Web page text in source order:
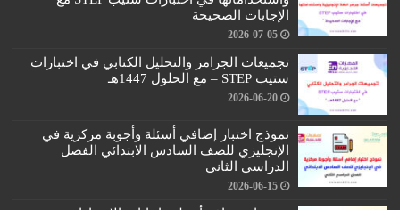
الإجابات الصحيحة
2026-07-05
تجميعات الجرامر والتحليل الكتابي في اختبارات
ستيب STEP – مع الحلول 1447هـ
2026-06-20
نموذج اختبار إضافي أسئلة وأجوبة مركزية في
الإنجليزي للصف السادس الابتدائي الفصل
الدراسي الثاني
2026-06-15